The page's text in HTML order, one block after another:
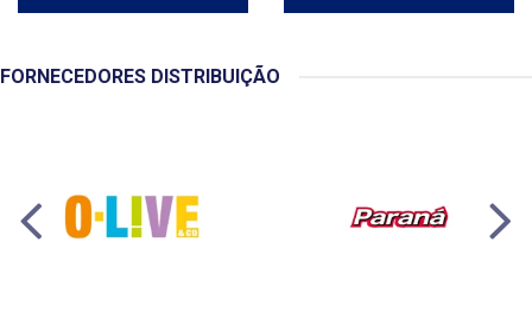
FORNECEDORES DISTRIBUIÇÃO